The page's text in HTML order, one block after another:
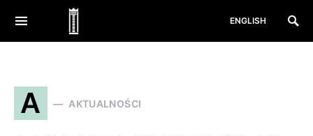
ENGLISH
A AKTUALNOŚCI